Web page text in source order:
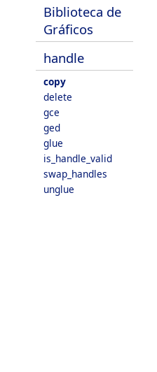
Biblioteca de
Gráficos
handle
copy
delete
gce
ged
glue
is_handle_valid
swap_handles
unglue